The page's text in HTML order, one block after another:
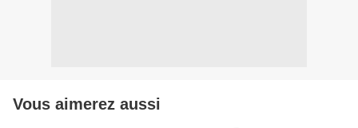
Vous aimerez aussi